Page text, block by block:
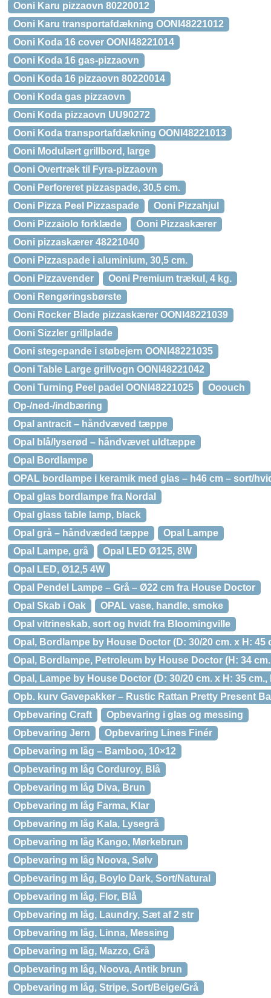
Ooni Karu pizzaovn 80220012
Ooni Karu transportafdækning OONI48221012
Ooni Koda 16 cover OONI48221014
Ooni Koda 16 gas-pizzaovn
Ooni Koda 16 pizzaovn 80220014
Ooni Koda gas pizzaovn
Ooni Koda pizzaovn UU90272
Ooni Koda transportafdækning OONI48221013
Ooni Modulært grillbord, large
Ooni Overtræk til Fyra-pizzaovn
Ooni Perforeret pizzaspade, 30,5 cm.
Ooni Pizza Peel Pizzaspade
Ooni Pizzahjul
Ooni Pizzaiolo forklæde
Ooni Pizzaskærer
Ooni pizzaskærer 48221040
Ooni Pizzaspade i aluminium, 30,5 cm.
Ooni Pizzavender
Ooni Premium trækul, 4 kg.
Ooni Rengøringsbørste
Ooni Rocker Blade pizzaskærer OONI48221039
Ooni Sizzler grillplade
Ooni stegepande i støbejern OONI48221035
Ooni Table Large grillvogn OONI48221042
Ooni Turning Peel padel OONI48221025
Ooouch
Op-/ned-/indbæring
Opal antracit – håndvæved tæppe
Opal blå/lyserød – håndvævet uldtæppe
Opal Bordlampe
OPAL bordlampe i keramik med glas – h46 cm – sort/
Opal glas bordlampe fra Nordal
Opal glass table lamp, black
Opal grå – håndvæded tæppe
Opal Lampe
Opal Lampe, grå
Opal LED Ø125, 8W
Opal LED, Ø12,5 4W
Opal Pendel Lampe – Grå – Ø22 cm fra House Doctor
Opal Skab i Oak
OPAL vase, handle, smoke
Opal vitrineskab, sort og hvidt fra Bloomingville
Opal, Bordlampe by House Doctor (D: 30/20 cm. x H: 45
Opal, Bordlampe, Petroleum by House Doctor (H: 34
Opal, Lampe by House Doctor (D: 30/20 cm. x H: 35
Opb. kurv Gavepakker – Rustic Rattan Pretty Present
Opbevaring Craft
Opbevaring i glas og messing
Opbevaring Jern
Opbevaring Lines Finér
Opbevaring m låg – Bamboo, 10×12
Opbevaring m låg Corduroy, Blå
Opbevaring m låg Diva, Brun
Opbevaring m låg Farma, Klar
Opbevaring m låg Kala, Lysegrå
Opbevaring m låg Kango, Mørkebrun
Opbevaring m låg Noova, Sølv
Opbevaring m låg, Boylo Dark, Sort/Natural
Opbevaring m låg, Flor, Blå
Opbevaring m låg, Laundry, Sæt af 2 str
Opbevaring m låg, Linna, Messing
Opbevaring m låg, Mazzo, Grå
Opbevaring m låg, Noova, Antik brun
Opbevaring m låg, Stripe, Sort/Beige/Grå